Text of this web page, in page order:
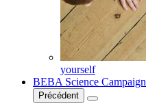
yourself
BEBA Science Campaign
Précédent